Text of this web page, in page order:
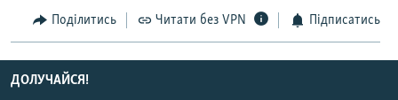
РУС
УКР
Поділитись Читати без VPN Підписатись
ДОЛУЧАЙСЯ!